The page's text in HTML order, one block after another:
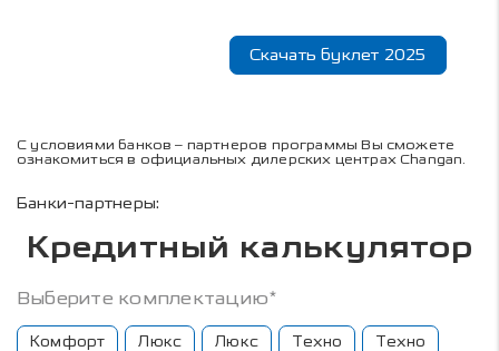
Скачать буклет 2025
С условиями банков – партнеров программы Вы сможете
ознакомиться в официальных дилерских центрах Changan.
Банки-партнеры:
Кредитный калькулятор
Выберите комплектацию*
Комфорт Люкс Люкс Техно Техно